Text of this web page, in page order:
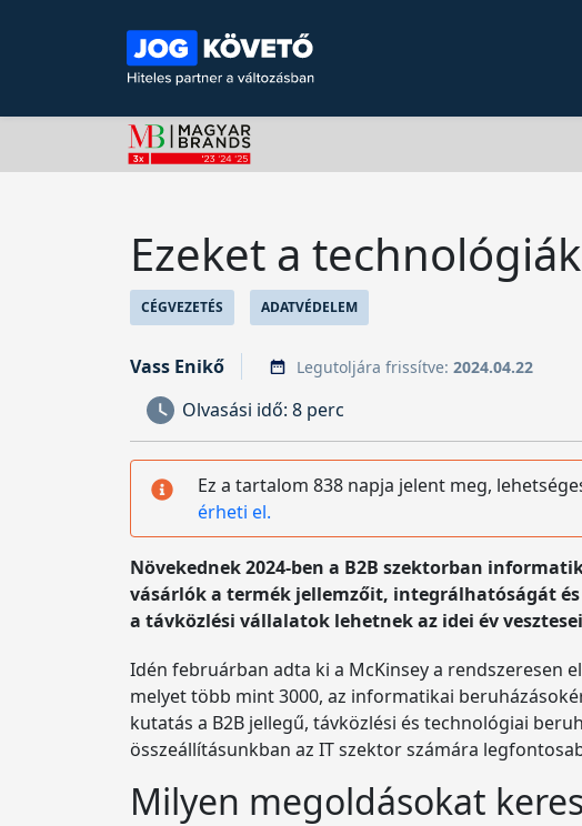
Ezeket a
CÉGVEZETÉS ADATVÉDELEM
Vass Enikő Legutoljára frissítve: 2024.04.22
Olvasási idő: 8 perc
Ez a tartalom 838 napja jelent meg,
érheti el.
Növekednek 2024-ben a B2B szektorban
vásárlók a termék jellemzőit, integrálhatóságát
a távközlési vállalatok lehetnek az idei év
Idén februárban adta ki a McKinsey a rendszeresen
melyet több mint 3000, az informatikai
kutatás a B2B jellegű, távközlési és technológiai
összeállításunkban az IT szektor számára
Milyen megoldásokat